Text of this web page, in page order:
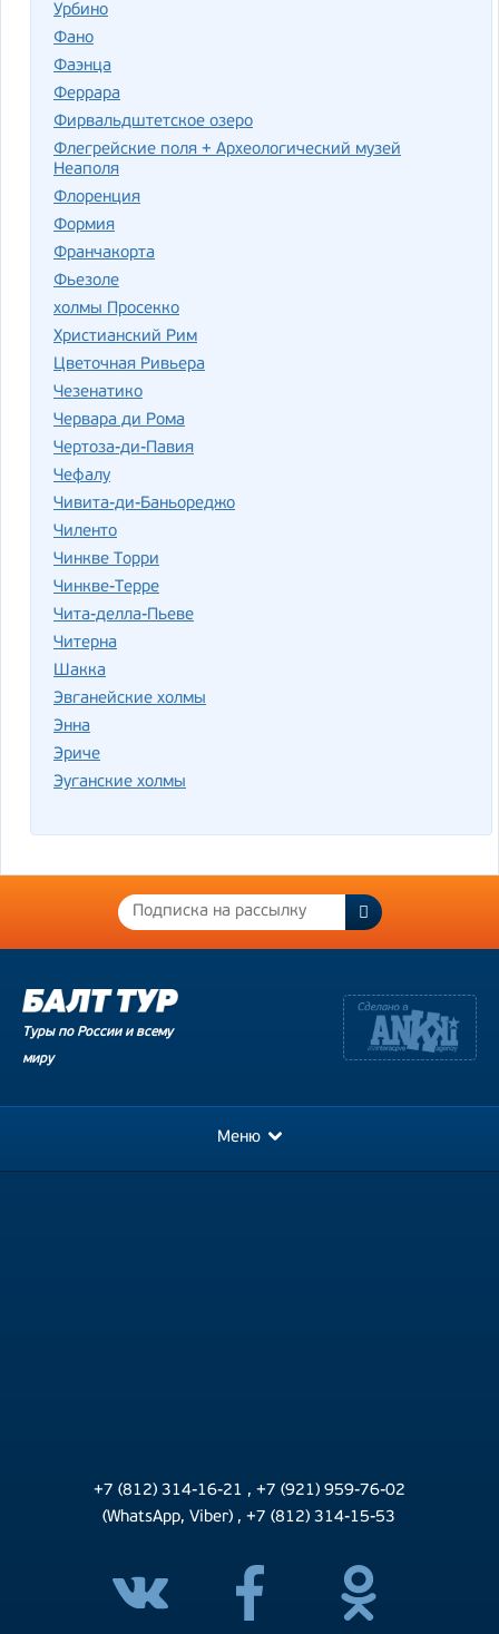
Урбино
Фано
Фаэнца
Феррара
Фирвальдштетское озеро
Флегрейские поля + Археологический музей
Неаполя
Флоренция
Формия
Франчакорта
Фьезоле
холмы Просекко
Христианский Рим
Цветочная Ривьера
Чезенатико
Червара ди Рома
Чертоза-ди-Павия
Чефалу
Чивита-ди-Баньореджо
Чиленто
Чинкве Торри
Чинкве-Терре
Чита-делла-Пьеве
Читерна
Шакка
Эвганейские холмы
Энна
Эриче
Эуганские холмы
Туры по России и всему
миру
Меню
+7 (812) 314-16-21 , +7 (921) 959-76-02
(WhatsApp, Viber) ,+7 (812) 314-15-53